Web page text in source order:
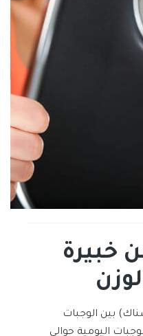
خبيرة
(سناك) بين الوجبات
اليومية حوالي